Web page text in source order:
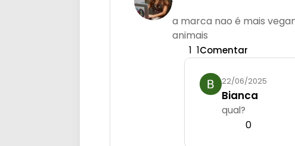
a marca nao é mais
animais
1 1Comentar
22/06/2025
Bianca
qual?
0